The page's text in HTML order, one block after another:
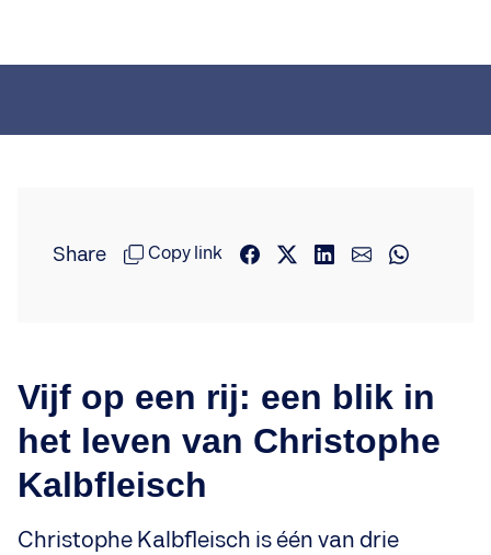
Share Copy link
Vijf op een rij: een blik in
het leven van Christophe
Kalbfleisch
Christophe Kalbfleisch is één van drie